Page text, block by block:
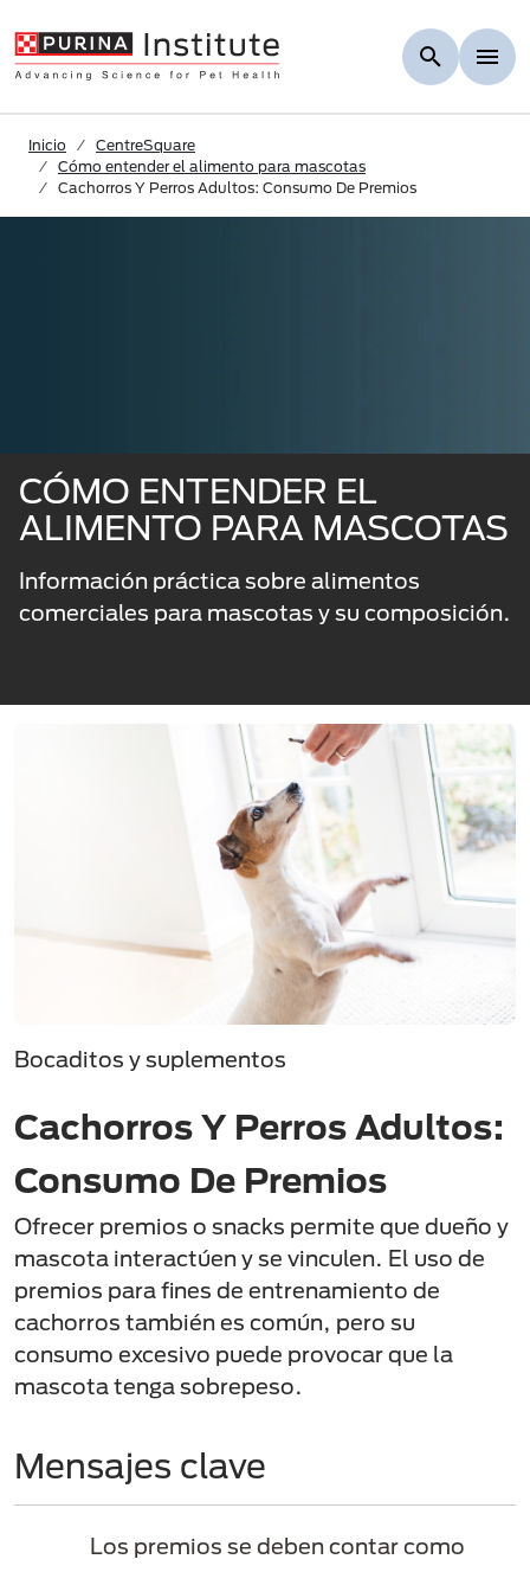
Inicio
CentreSquare
Cómo entender el alimento para mascotas
Cachorros Y Perros Adultos: Consumo De Premios
CÓMO ENTENDER EL
ALIMENTO PARA MASCOTAS
Información práctica sobre alimentos
comerciales para mascotas y su composición.
Bocaditos y suplementos
Cachorros Y Perros Adultos:
Consumo De Premios
Ofrecer premios o snacks permite que dueño y
mascota interactúen y se vinculen. El uso de
premios para fines de entrenamiento de
cachorros también es común, pero su
consumo excesivo puede provocar que la
mascota tenga sobrepeso.
Mensajes clave
Los premios se deben contar como